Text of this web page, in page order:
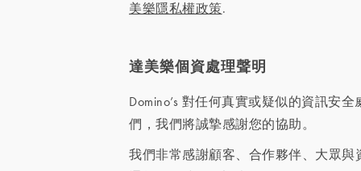
美樂隱私權政策.
達美樂個資處理聲明
Domino’s 對任何真實或疑似的資訊安
們，我們將誠摯感謝您的協助。
我們非常感謝顧客、合作夥伴、大眾